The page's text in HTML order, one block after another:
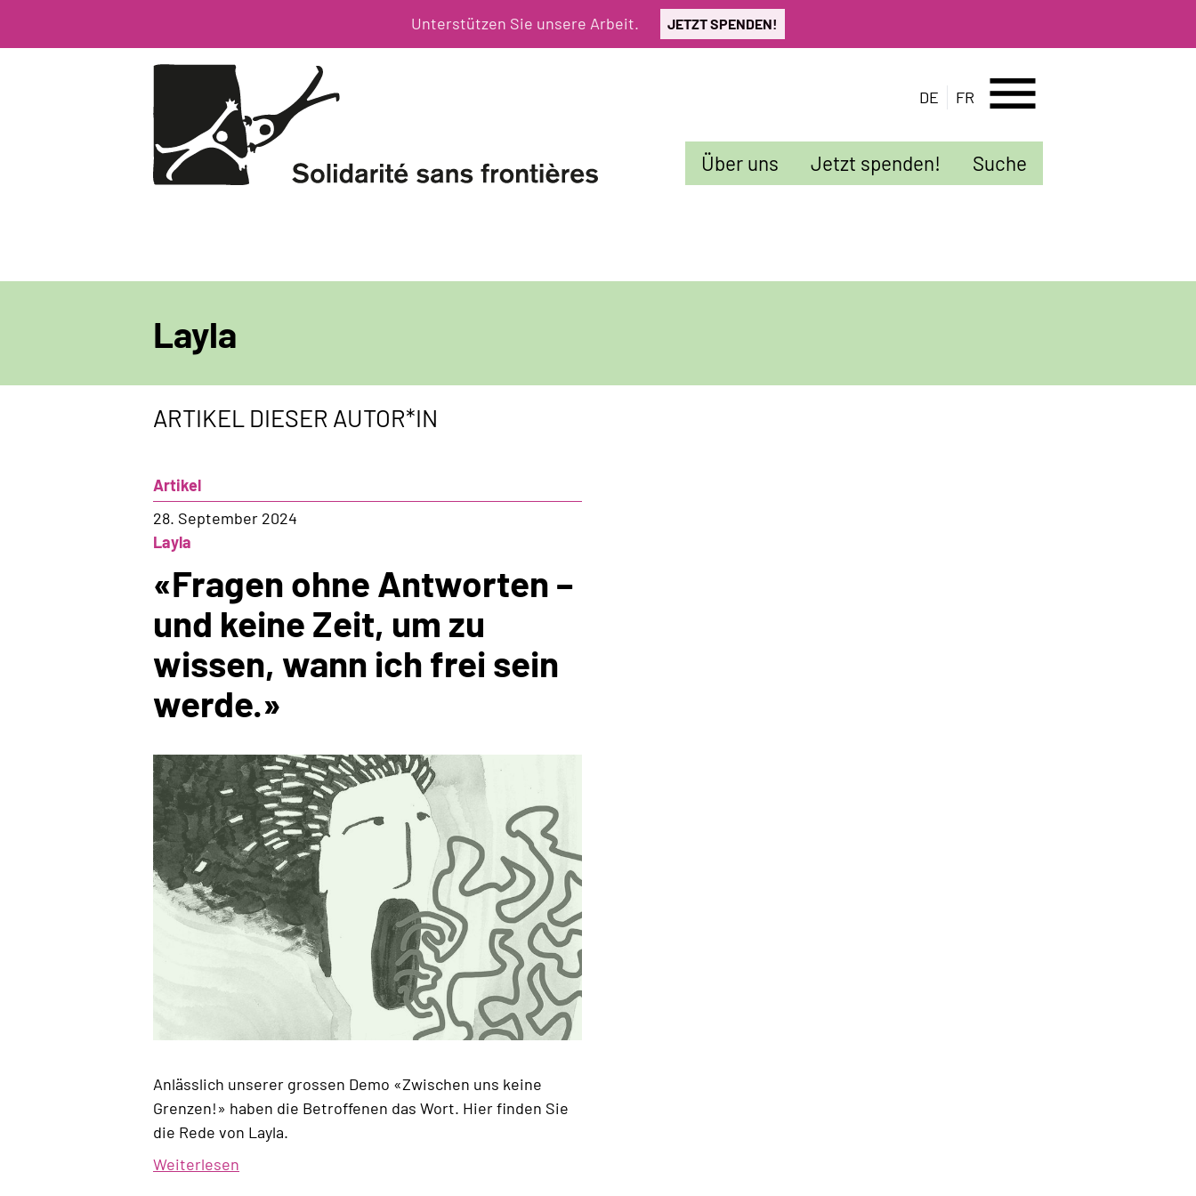
Unterstützen Sie unsere Arbeit. JETZT SPENDEN!
DE FR menu
Sekundarmenü
Über uns Jetzt spenden! Suche
Layla
ARTIKEL DIESER AUTOR*IN
Artikel
28. September 2024
Layla
«Fragen ohne Antworten –
und keine Zeit, um zu
wissen, wann ich frei sein
werde.»
Anlässlich unserer grossen Demo «Zwischen uns keine
Grenzen!» haben die Betroffenen das Wort. Hier finden Sie
die Rede von Layla.
Weiterlesen